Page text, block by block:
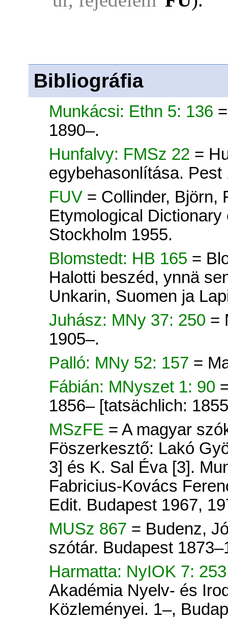
Bibliográfia
Munkácsi: Ethn 5: 136
1890–.
Hunfalvy: FMSz 22 =
egybehasonlítása. Pest
FUV = Collinder, Björn,
Etymological
Stockholm 1955.
Blomstedt: HB 165 =
Halotti beszéd, ynnä
Unkarin, Suomen ja
Juhász: MNy 37: 250 =
1905–.
Palló: MNy 52: 157 =
Fábián: MNyszet 1: 90
1856– [tatsächlich:
MSzFE = A magyar
Föszerkesztő: Lakó
3] és K. Sal Éva [3].
Fabricius-Kovács
Edit. Budapest 1967,
MUSz 867 = Budenz,
szótár. Budapest
Harmatta: NyIOK 7:
Akadémia Nyelv- és
Közleményei. 1–,